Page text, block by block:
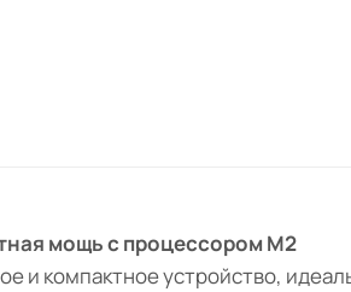
мощь с процессором M2
и компактное устройство,